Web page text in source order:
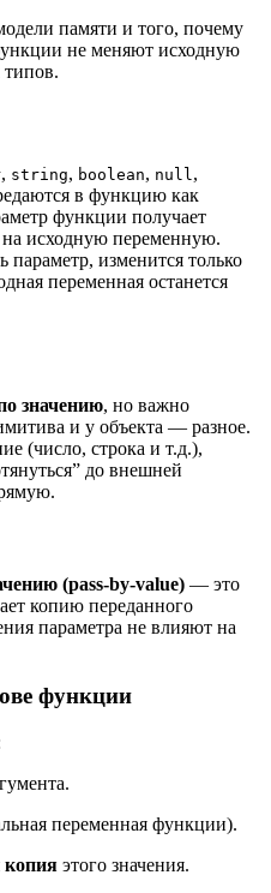
памяти и того, почему
не меняют исходную
, string, boolean, null,
в функцию как
функции получает
на исходную переменную.
изменится только
переменная останется
значению, но важно
и у объекта — разное.
(число, строка и т.д.),
до внешней
(pass-by-value) — это
копию переданного
параметра не влияют на
функции
переменная функции).
копия этого значения.